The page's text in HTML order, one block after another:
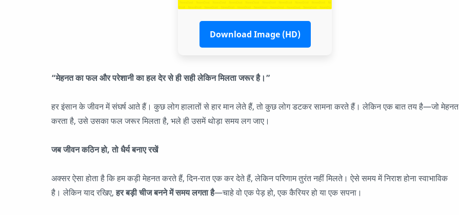
Download Image (HD)
“मेहनत का फल और परेशानी का हल देर से ही सही लेकिन मिलता जरूर है।”
हर इंसान के जीवन में संघर्ष आते हैं। कुछ लोग हालातों से हार मान लेते हैं, तो कुछ लोग डटकर सामना करते हैं। लेकिन एक बात तय है—जो मेहनत
करता है, उसे उसका फल जरूर मिलता है, भले ही उसमें थोड़ा समय लग जाए।
जब जीवन कठिन हो, तो धैर्य बनाए रखें
अक्सर ऐसा होता है कि हम कड़ी मेहनत करते हैं, दिन-रात एक कर देते हैं, लेकिन परिणाम तुरंत नहीं मिलते। ऐसे समय में निराश होना स्वाभाविक
है। लेकिन याद रखिए,हर बड़ी चीज बनने में समय लगता है—चाहे वो एक पेड़ हो, एक कैरियर हो या एक सपना।